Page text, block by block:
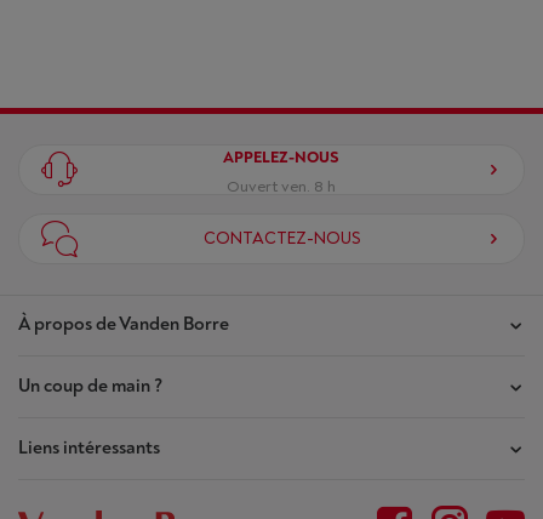
À propos de Vanden Borre
Nos magasins
Contrat de Confiance
Un coup de main ?
Mes commandes
Liens intéressants
APPELEZ-NOUS
Ouvert ven. 8 h
CONTACTEZ-NOUS